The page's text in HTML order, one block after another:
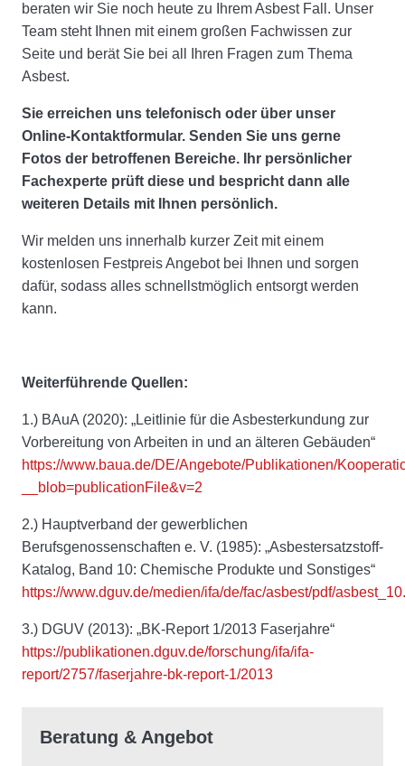
beraten wir Sie noch heute zu Ihrem Asbest Fall. Unser
Team steht Ihnen mit einem großen Fachwissen zur
Seite und berät Sie bei all Ihren Fragen zum Thema
Asbest.
Sie erreichen uns telefonisch oder über unser
Online-Kontaktformular. Senden Sie uns gerne
Fotos der betroffenen Bereiche. Ihr persönlicher
Fachexperte prüft diese und bespricht dann alle
weiteren Details mit Ihnen persönlich.
Wir melden uns innerhalb kurzer Zeit mit einem
kostenlosen Festpreis Angebot bei Ihnen und sorgen
dafür, sodass alles schnellstmöglich entsorgt werden
kann.
Weiterführende Quellen:
1.) BAuA (2020): „Leitlinie für die Asbesterkundung zur
Vorbereitung von Arbeiten in und an älteren Gebäuden“
https://www.baua.de/DE/Angebote/Publikationen/
__blob=publicationFile&v=2
2.) Hauptverband der gewerblichen
Berufsgenossenschaften e. V. (1985): „Asbestersatzstoff-
Katalog, Band 10: Chemische Produkte und Sonstiges“
https://www.dguv.de/medien/ifa/de/fac/asbest/pdf/
3.) DGUV (2013): „BK-Report 1/2013 Faserjahre“
https://publikationen.dguv.de/forschung/ifa/ifa-
report/2757/faserjahre-bk-report-1/2013
Beratung & Angebot